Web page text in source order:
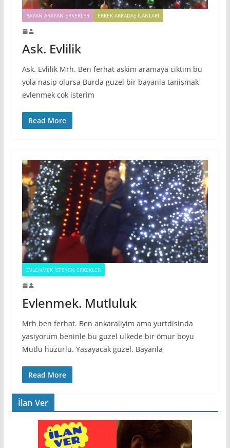
BAYAN ARAYAN ERKEKLER ERKEK ARKADAŞ ILANLARI
Ask. Evlilik
Ask. Evlilik Mrh. Ben ferhat askim aramaya ciktim bu
yola nasip olursa Burda guzel bir bayanla tanismak
evlenmek cok isterim
Read More
EVLENMEK İSTEYEN ERKEKLER
Evlenmek. Mutluluk
Mrh ben ferhat. Ben ankaraliyim ama yurtdisinda
yasiyorum beninle bu guzel ulkede bir ömur boyu
Mutlu huzurlu. Yasayacak guzel. Bayanla
Read More
İlan Ver